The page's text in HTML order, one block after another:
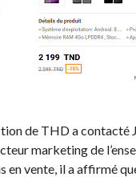
de THD a contacté
marketing de
vente, il a affirmé